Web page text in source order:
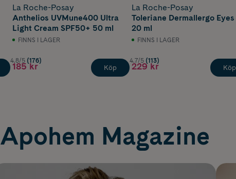
La Roche-Posay
Anthelios UVMune400 Ultra
Light Cream SPF50+ 50 ml
FINNS I LAGER
4.8/5 (176)
185 kr Köp
La Roche-Posay
Toleriane Dermallergo Eyes
20 ml
FINNS I LAGER
4.7/5 (113)
229 kr Köp
Apohem Magazine